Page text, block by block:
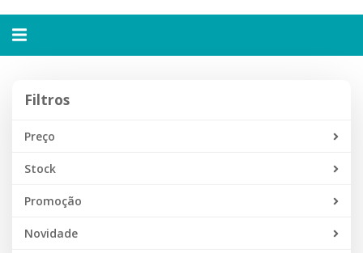
Alternar
Filtros
Preço
Stock
Promoção
Novidade